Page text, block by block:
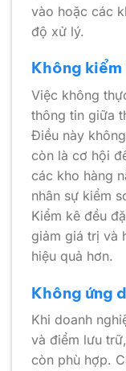
vào hoặc các
độ xử lý.
Không
Việc không
thông tin giữa
Điều này
còn là cơ hội
các kho hàng
nhân sự kiểm
Kiểm kê đều
giảm giá trị và
hiệu quả hơn.
Không ứng
Khi doanh
và điểm lưu
còn phù hợp.